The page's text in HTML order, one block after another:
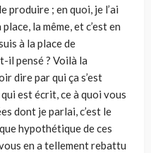
produire ; en quoi, je l’ai
la même, et c’est en
à la place de
il pensé ? Voilà la
dire par qui ça s’est
est écrit, ce à quoi vous
dont je parlai, c’est le
hypothétique de ces
en a tellement rebattu